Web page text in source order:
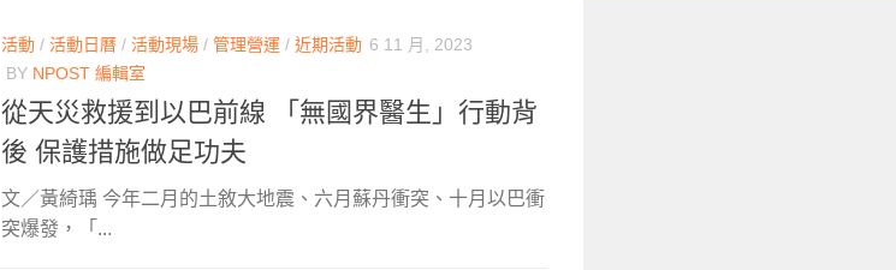
活動 / 活動日曆 / 活動現場 / 管理營運 / 近期活動 6 11 月, 2023
BY NPOST 編輯室
從天災救援到以巴前線 「無國界醫生」行動背
後 保護措施做足功夫
文／黃綺瑀 今年二月的土敘大地震、六月蘇丹衝突、十月以巴衝
突爆發，「...